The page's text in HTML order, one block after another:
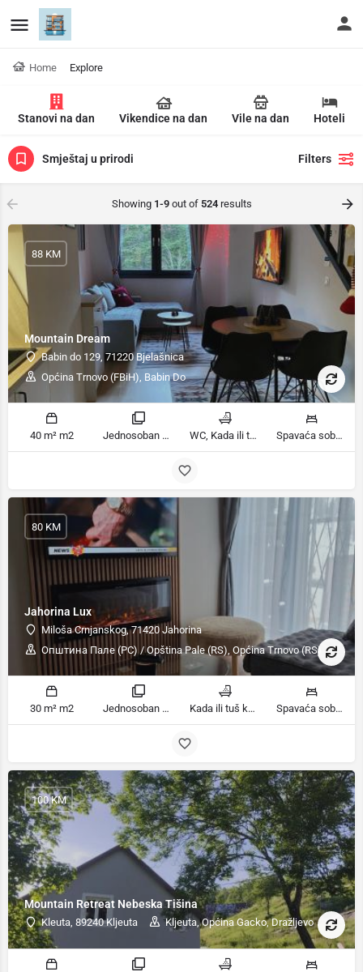
Home Explore
Stanovi na dan Vikendice na dan Vile na dan Hoteli
Smještaj u prirodi Filters
Showing 1-9out of 524results
Mountain Dream
Babin do 129, 71220 Bjelašnica
Općina Trnovo (FBiH), Babin Do
88 KM
40 m² m2 Jednosoban stan sobe WC, Kada ili tuš kupatila Spavaća soba 1: 1 bračni krevet | Dnevni boravak: 1 kauč na razvlačenje ležaja
Jahorina Lux
Miloša Crnjanskog, 71420 Jahorina
Општина Пале (РС) / Opština Pale (RS), Općina Trnovo (RS)
80 KM
30 m² m2 Jednosoban stan sobe Kada ili tuš kupatila Spavaća soba 1: 1 francuski bračni krevet | Dnevni boravak: 1 kauč na razvlačenje ležaja
Mountain Retreat Nebeska Tišina
Kleuta, 89240 Kljeuta Kljeuta, Općina Gacko, Dražljevo
100 KM